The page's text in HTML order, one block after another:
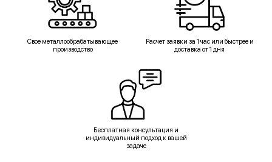
Свое металлообрабатывающее
производство
Расчет заявки за 1 час или быстрее и
доставка от 1 дня
Бесплатная консультация и
индивидуальный подход к вашей
задаче